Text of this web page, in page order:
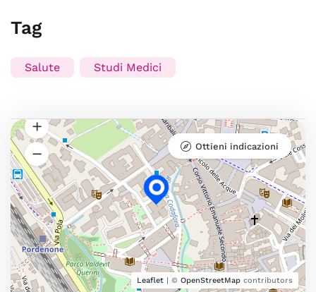
Tag
Salute Studi Medici
Leaflet | © OpenStreetMap contributors
Ottieni indicazioni